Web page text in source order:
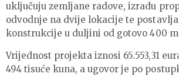
uključuju zemljane radove, izradu
odvodnje na dvije lokacije te
konstrukcije u duljini od gotovo 400
Vrijednost projekta iznosi 65.553,31
494 tisuće kuna, a ugovor je po